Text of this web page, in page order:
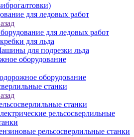
для ледовых работ
для ледовых работ
для льда
для подрезки льда
оборудование
оборудование
станки
станки
рельсосверлильные
рельсосверлильные станки